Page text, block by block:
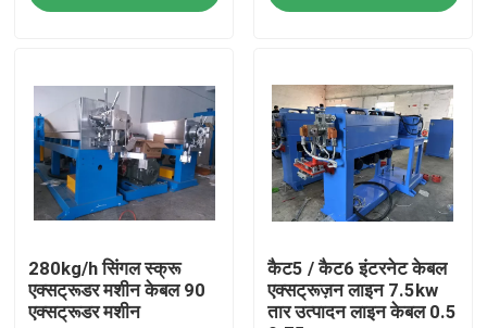
हमसे संपर्क करें
एक उद्धरण का अनुरोध करें
वायर एक्सट्रूडर मशीन
280kg/h सिंगल स्क्रू
एक्सट्रूडर मशीन केबल 90
एक्सट्रूडर मशीन
कैट5 / कैट6 इंटरनेट केबल
एक्सट्रूज़न लाइन 7.5kw
तार उत्पादन लाइन केबल 0.5